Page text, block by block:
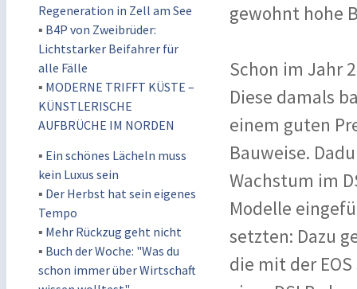
Regeneration in Zell am See
▪ B4P von Zweibrüder:
Lichtstarker Beifahrer für
alle Fälle
▪ MODERNE TRIFFT KÜSTE –
KÜNSTLERISCHE
AUFBRÜCHE IM NORDEN
▪ Ein schönes Lächeln muss
kein Luxus sein
▪ Der Herbst hat sein eigenes
Tempo
▪ Mehr Rückzug geht nicht
▪ Buch der Woche: "Was du
schon immer über Wirtschaft
gewohnt hohe
Schon im Jahr
Diese damals
einem guten
Bauweise.
Wachstum im
Modelle
setzten: Dazu
die mit der